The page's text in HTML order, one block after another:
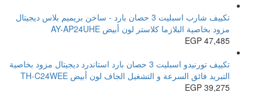
تكييف شارب اسبليت 3 حصان بارد - ساخن بريميم بلاس ديجيتال
مزود بخاصية البلازما كلاستر لون أبيض AY-AP24UHE
EGP 47,485
تكييف تورنيدو اسبليت 3 حصان بارد استاندرد ديجيتال مزود بخاصية
التبريد فائق السرعة و التشغيل الجاف لون أبيض TH-C24WEE
EGP 39,275